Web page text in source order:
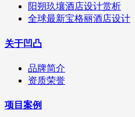
阳朔玖壤酒店设计赏析
全球最新宝格丽酒店设计
关于凹凸
品牌简介
资质荣誉
项目案例